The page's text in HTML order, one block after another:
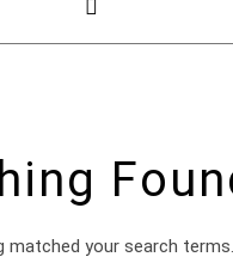
matched your search